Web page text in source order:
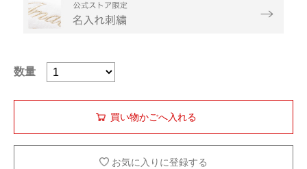
数量
お気に入りに登録する